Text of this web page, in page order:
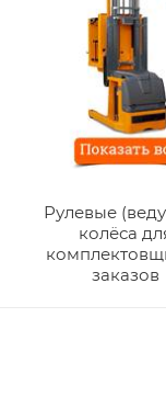
Рулевые
колёса
заказов